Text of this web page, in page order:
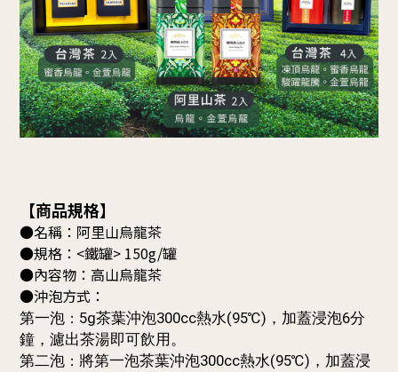
【商品規格】
●名稱：阿里山烏龍茶
●規格：<鐵罐> 150g/罐
●內容物：高山烏龍茶
●沖泡方式：
第一泡 ： 5g茶葉沖泡300cc熱水(95℃)，加蓋浸泡6分
鐘，濾出茶湯即可飲用。
第二泡 ： 將第一泡茶葉沖泡300cc熱水(95℃)，加蓋浸